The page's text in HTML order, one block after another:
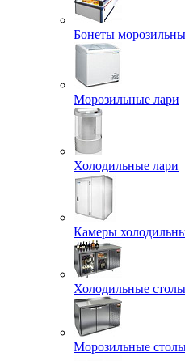
Бонеты
Морозильные лари
Холодильные лари
Камеры
Холодильные столы
Морозильные